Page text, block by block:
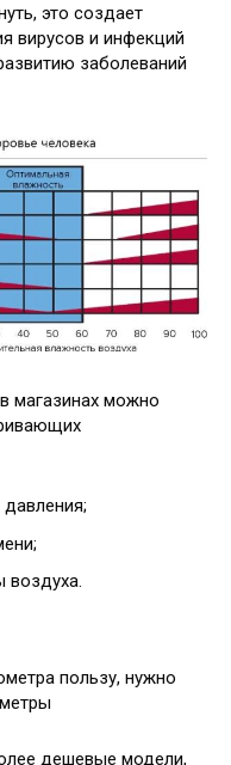
это создает
вирусов и инфекций
заболеваний
магазинах можно
воздуха.
пользу, нужно
дешевые модели,